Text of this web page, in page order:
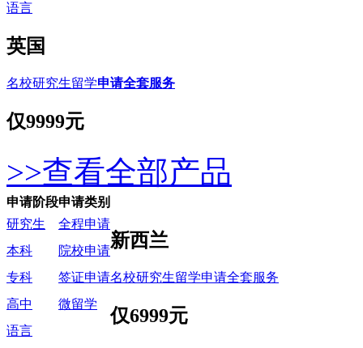
语言
英国
名校研究生留学申请全套服务
仅9999元
>>查看全部产品
申请阶段申请类别
研究生
全程申请
新西兰
名校研究生留学申请全套服务
仅6999元
本科
院校申请
专科
签证申请
高中
微留学
语言